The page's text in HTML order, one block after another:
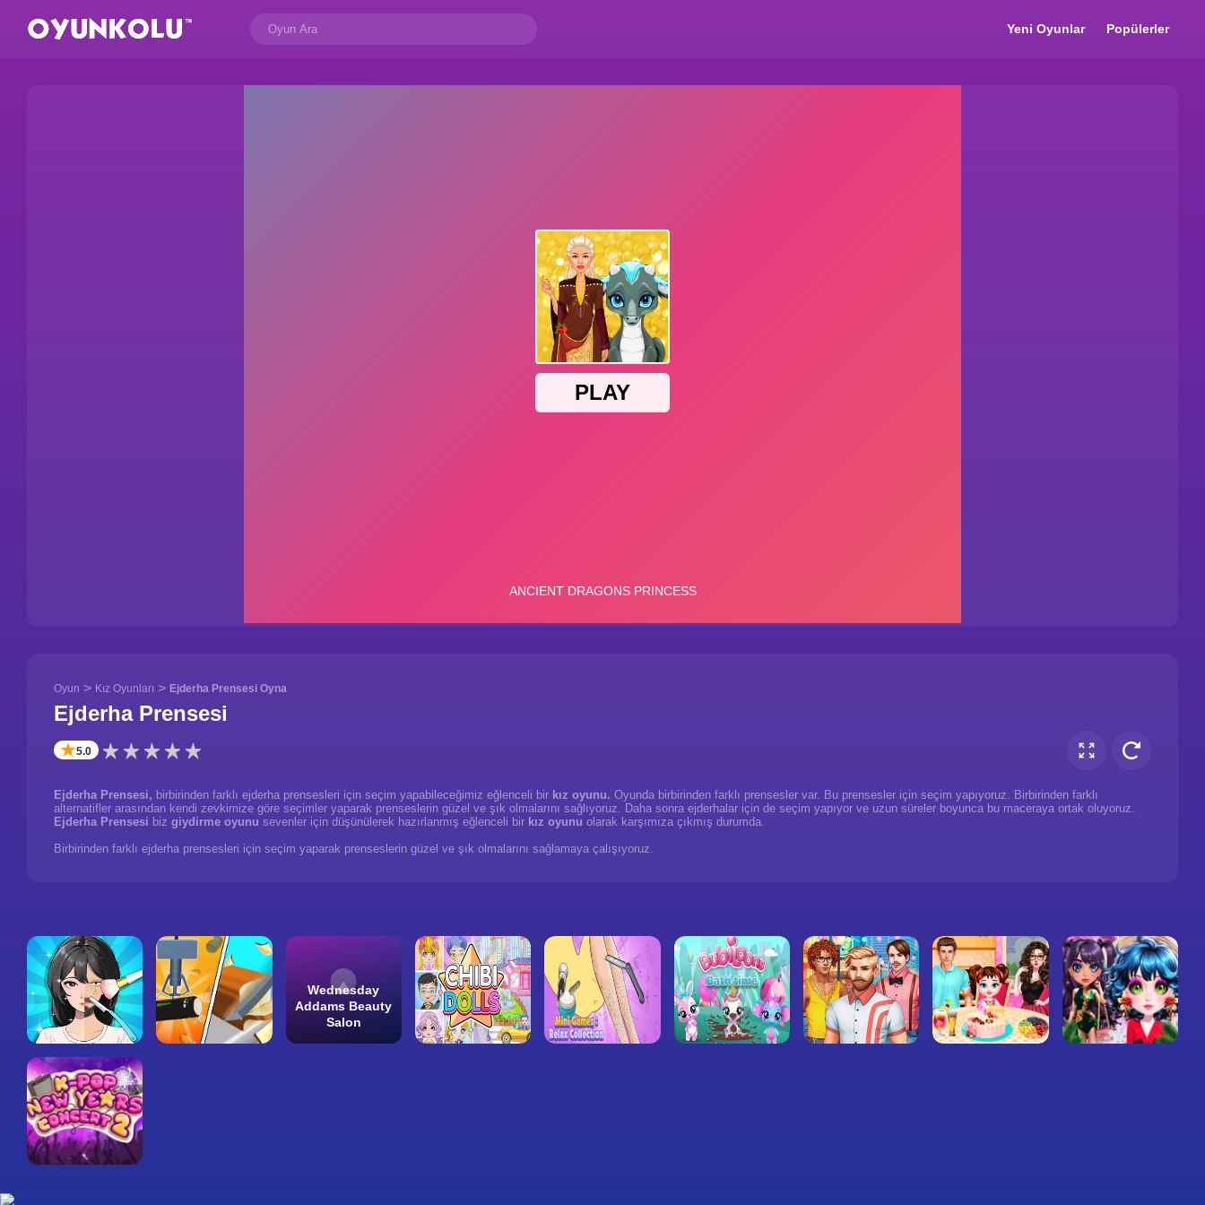
Yeni Oyunlar Popülerler
Oyun > Kız Oyunları > Ejderha Prensesi Oyna
Ejderha Prensesi
✭5.0
Ejderha Prensesi, birbirinden farklı ejderha prensesleri için seçim yapabileceğimiz eğlenceli bir kız oyunu. Oyunda birbirinden farklı prensesler var. Bu prensesler için seçim yapıyoruz. Birbirinden farklı
alternatifler arasından kendi zevkimize göre seçimler yaparak prenseslerin güzel ve şık olmalarını sağlıyoruz. Daha sonra ejderhalar için de seçim yapıyor ve uzun süreler boyunca bu maceraya ortak oluyoruz.
Ejderha Prensesi biz giydirme oyunu sevenler için düşünülerek hazırlanmış eğlenceli bir kız oyunu olarak karşımıza çıkmış durumda.
Birbirinden farklı ejderha prensesleri için seçim yaparak prenseslerin güzel ve şık olmalarını sağlamaya çalışıyoruz.
Wednesday
Addams Beauty
Salon